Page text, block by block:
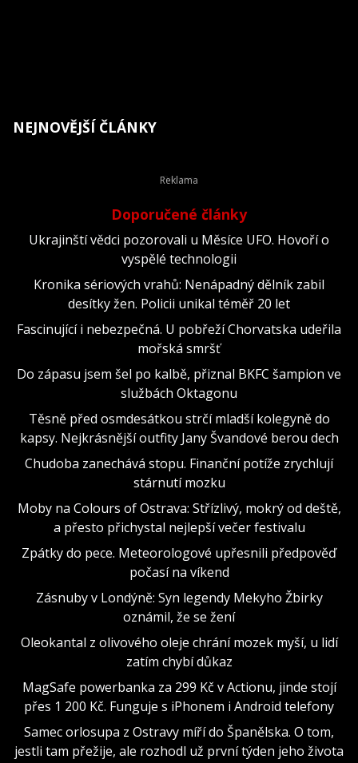
NEJNOVĚJŠÍ ČLÁNKY
Doporučené články
Ukrajinští vědci pozorovali u Měsíce UFO. Hovoří o
vyspělé technologii
Kronika sériových vrahů: Nenápadný dělník zabil
desítky žen. Policii unikal téměř 20 let
Fascinující i nebezpečná. U pobřeží Chorvatska udeřila
mořská smršť
Do zápasu jsem šel po kalbě, přiznal BKFC šampion ve
službách Oktagonu
Těsně před osmdesátkou strčí mladší kolegyně do
kapsy. Nejkrásnější outfity Jany Švandové berou dech
Chudoba zanechává stopu. Finanční potíže zrychlují
stárnutí mozku
Moby na Colours of Ostrava: Střízlivý, mokrý od deště,
a přesto přichystal nejlepší večer festivalu
Zpátky do pece. Meteorologové upřesnili předpověď
počasí na víkend
Zásnuby v Londýně: Syn legendy Mekyho Žbirky
oznámil, že se žení
Oleokantal z olivového oleje chrání mozek myší, u lidí
zatím chybí důkaz
MagSafe powerbanka za 299 Kč v Actionu, jinde stojí
přes 1 200 Kč. Funguje s iPhonem i Android telefony
Samec orlosupa z Ostravy míří do Španělska. O tom,
jestli tam přežije, ale rozhodl už první týden jeho života